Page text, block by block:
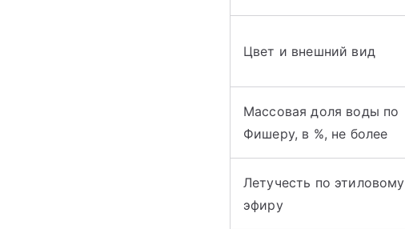
Цвет и внешний вид
Массовая доля воды по
Фишеру, в %, не более
Летучесть по этиловому
эфиру